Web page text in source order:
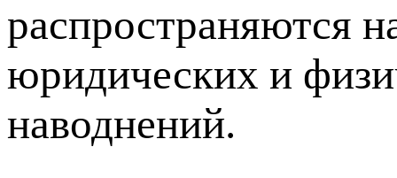
распространяются
юридических и
наводнений.